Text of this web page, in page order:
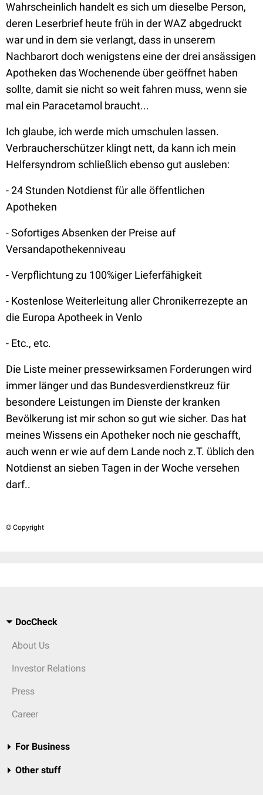
Wahrscheinlich handelt es sich um dieselbe Person,
deren Leserbrief heute früh in der WAZ abgedruckt
war und in dem sie verlangt, dass in unserem
Nachbarort doch wenigstens eine der drei ansässigen
Apotheken das Wochenende über geöffnet haben
sollte, damit sie nicht so weit fahren muss, wenn sie
mal ein Paracetamol braucht...
Ich glaube, ich werde mich umschulen lassen.
Verbraucherschützer klingt nett, da kann ich mein
Helfersyndrom schließlich ebenso gut ausleben:
- 24 Stunden Notdienst für alle öffentlichen
Apotheken
- Sofortiges Absenken der Preise auf
Versandapothekenniveau
- Verpflichtung zu 100%iger Lieferfähigkeit
- Kostenlose Weiterleitung aller Chronikerrezepte an
die Europa Apotheek in Venlo
- Etc., etc.
Die Liste meiner pressewirksamen Forderungen wird
immer länger und das Bundesverdienstkreuz für
besondere Leistungen im Dienste der kranken
Bevölkerung ist mir schon so gut wie sicher. Das hat
meines Wissens ein Apotheker noch nie geschafft,
auch wenn er wie auf dem Lande noch z.T. üblich den
Notdienst an sieben Tagen in der Woche versehen
darf..
© Copyright
DocCheck
About Us
Investor Relations
Press
Career
For Business
Other stuff